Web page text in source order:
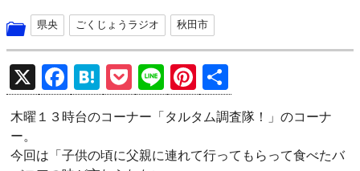
県央 ごくじょうラジオ 秋田市
X
F
a
ce
b
H
at
e
n
P
o
ck
et
Li
n
e
Pi
nt
er
es
有
木曜１３時台のコーナー「タルタム調査隊！」のコーナ
ー。
今回は「子供の頃に父親に連れて行ってもらって食べたバ